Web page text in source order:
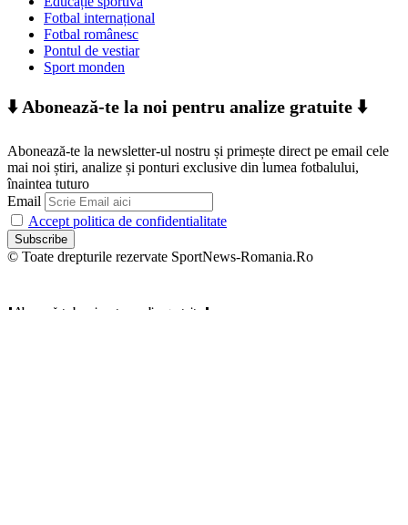
Fotbal internațional
Fotbal românesc
Pontul de vestiar
Sport monden
⬇️ Abonează-te la noi pentru analize gratuite ⬇️
Abonează-te la newsletter-ul nostru și primește direct pe email cele
mai noi știri, analize și ponturi exclusive din lumea fotbalului,
înaintea tuturo
Email
Accept politica de confidentialitate
© Toate drepturile rezervate SportNews-Romania.Ro
⬇️ Abonează-te la noi pentru analize gratuite ⬇️